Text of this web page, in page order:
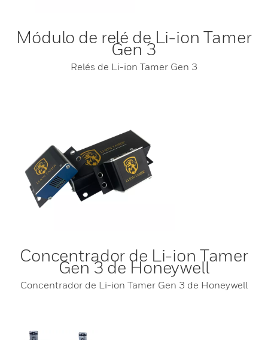
Módulo de relé de Li-ion Tamer
Gen 3
Relés de Li-ion Tamer Gen 3
Concentrador de Li-ion Tamer
Gen 3 de Honeywell
Concentrador de Li-ion Tamer Gen 3 de Honeywell